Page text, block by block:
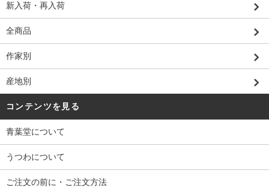
新入荷・再入荷
全商品
作家別
産地別
コンテンツを見る
青葉堂について
うつわについて
ご注文の前に・ご注文方法